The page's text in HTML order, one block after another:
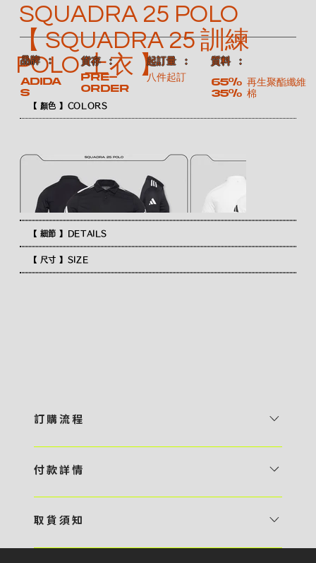
【 顏色 】COLORS
【 細節 】DETAILS
【 尺寸 】SIZE
SQUADRA 25 POLO
【 SQUADRA 25 訓練
POLO 上衣 】
​品牌 ：
ADIDA
S
​貨存 ：
Pre-
order
​起訂量 ：
八件起訂
​質料 ：
65% 再生聚酯纖維
35% 棉
訂 購 流 程
預 約 〉，參看官網上的商品目錄和作品照片去選擇心儀的款式，同時可
報價 貴客可透過電郵方式或 WhatsApp 平台提交定製資料，4AM 團
付 款 詳 情
・ Payme ・ 現金機入數 ・ 銀行櫃檯入數 ・ ATM自動櫃員機轉帳 ・
取 貨 須 知